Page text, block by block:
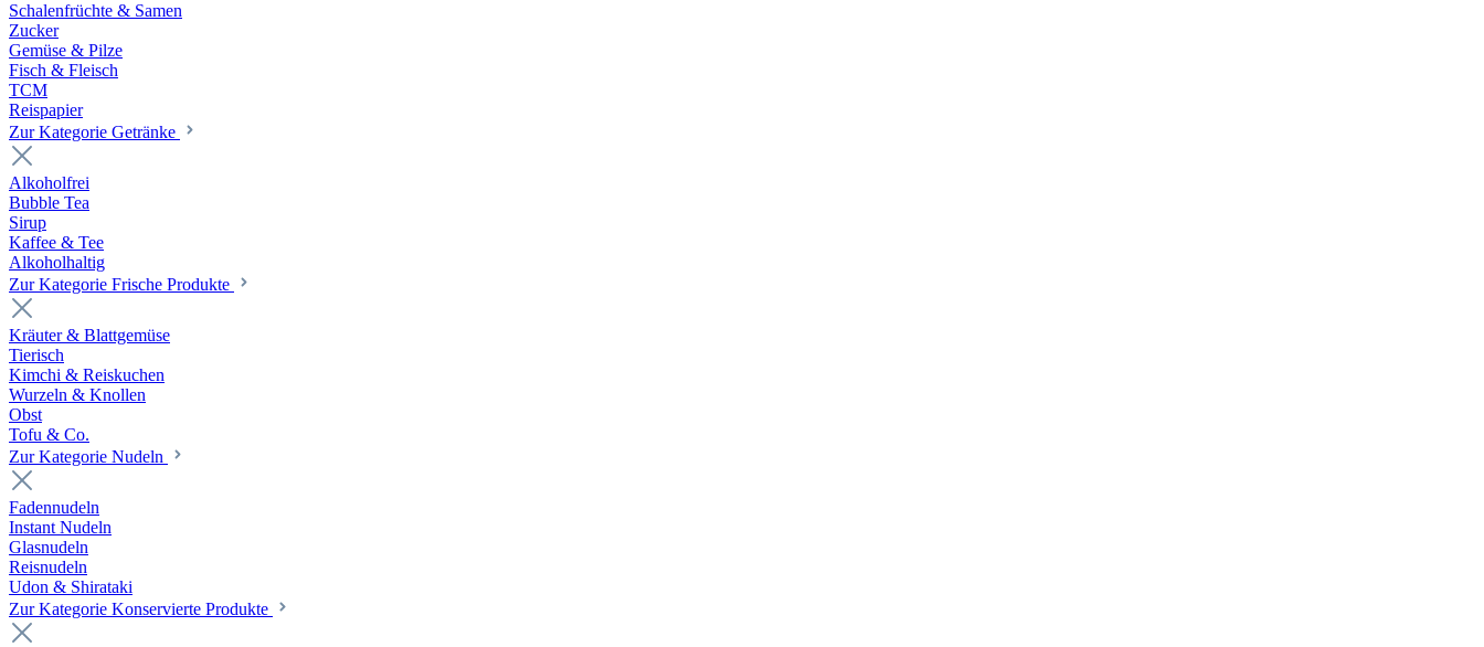
Schalenfrüchte & Samen
Zucker
Gemüse & Pilze
Fisch & Fleisch
TCM
Reispapier
Zur Kategorie Getränke
Alkoholfrei
Bubble Tea
Sirup
Kaffee & Tee
Alkoholhaltig
Zur Kategorie Frische Produkte
Kräuter & Blattgemüse
Tierisch
Kimchi & Reiskuchen
Wurzeln & Knollen
Obst
Tofu & Co.
Zur Kategorie Nudeln
Fadennudeln
Instant Nudeln
Glasnudeln
Reisnudeln
Udon & Shirataki
Zur Kategorie Konservierte Produkte